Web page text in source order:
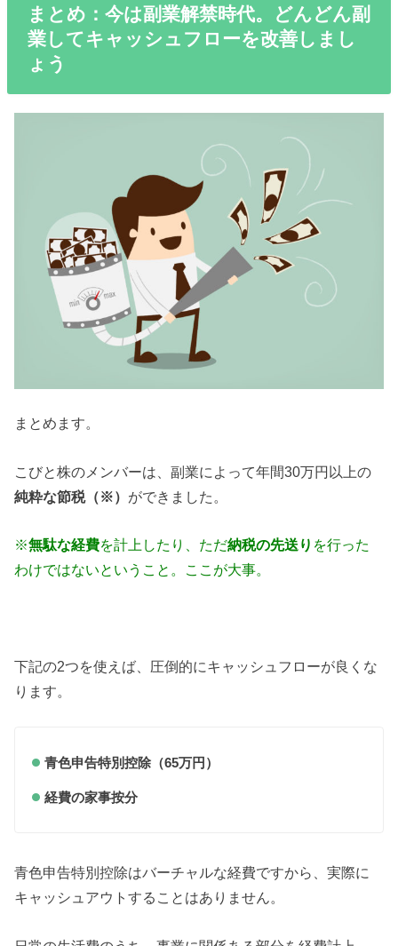
まとめ：今は副業解禁時代。どんどん副
業してキャッシュフローを改善しまし
ょう
まとめます。
こびと株のメンバーは、副業によって年間30万円以上の
純粋な節税（※） ができました。
※無駄な経費を計上したり、ただ納税の先送り を行った
わけではないということ。ここが大事。
下記の2つを使えば、圧倒的にキャッシュフローが良くな
ります。
青色申告特別控除（65万円）
経費の家事按分
青色申告特別控除はバーチャルな経費ですから、実際に
キャッシュアウトすることはありません。